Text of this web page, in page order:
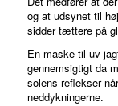
og at udsynet til
sidder tættere på
En maske til uv-
gennemsigtigt da
solens reflekser
neddykningerne.